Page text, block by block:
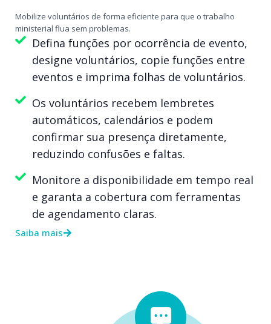
Mobilize voluntários de forma eficiente para que o trabalho
ministerial flua sem problemas.
Defina funções por ocorrência de evento,
designe voluntários, copie funções entre
eventos e imprima folhas de voluntários.
Os voluntários recebem lembretes
automáticos, calendários e podem
confirmar sua presença diretamente,
reduzindo confusões e faltas.
Monitore a disponibilidade em tempo real
e garanta a cobertura com ferramentas
de agendamento claras.
Saiba mais